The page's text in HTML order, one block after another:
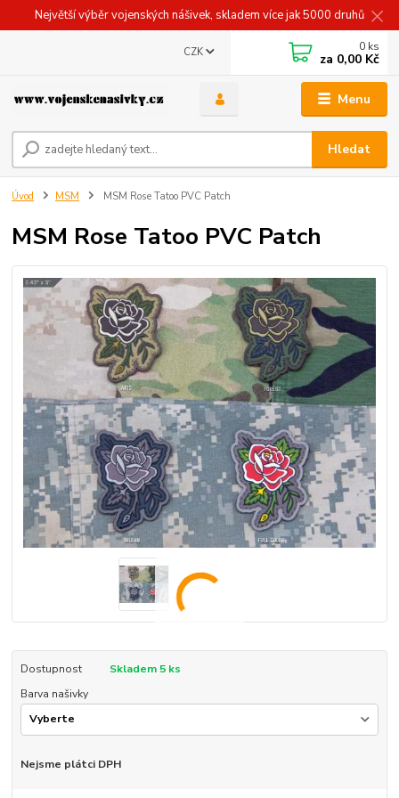
Největší výběr vojenských nášivek, skladem více jak 5000 druhů
Menu
CZK
Hledat
0 ks
za 0,00 Kč
Úvod MSM MSM Rose Tatoo PVC Patch
MSM Rose Tatoo PVC Patch
Dostupnost
Skladem 5 ks
Barva našivky
Nejsme plátci DPH